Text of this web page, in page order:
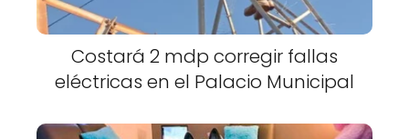
Costará 2 mdp corregir fallas
eléctricas en el Palacio Municipal